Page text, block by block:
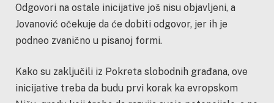
Odgovori na ostale inicijative još nisu objavljeni, a
Jovanović očekuje da će dobiti odgovor, jer ih je
podneo zvanično u pisanoj formi.
Kako su zaključili iz Pokreta slobodnih građana, ove
inicijative treba da budu prvi korak ka evropskom